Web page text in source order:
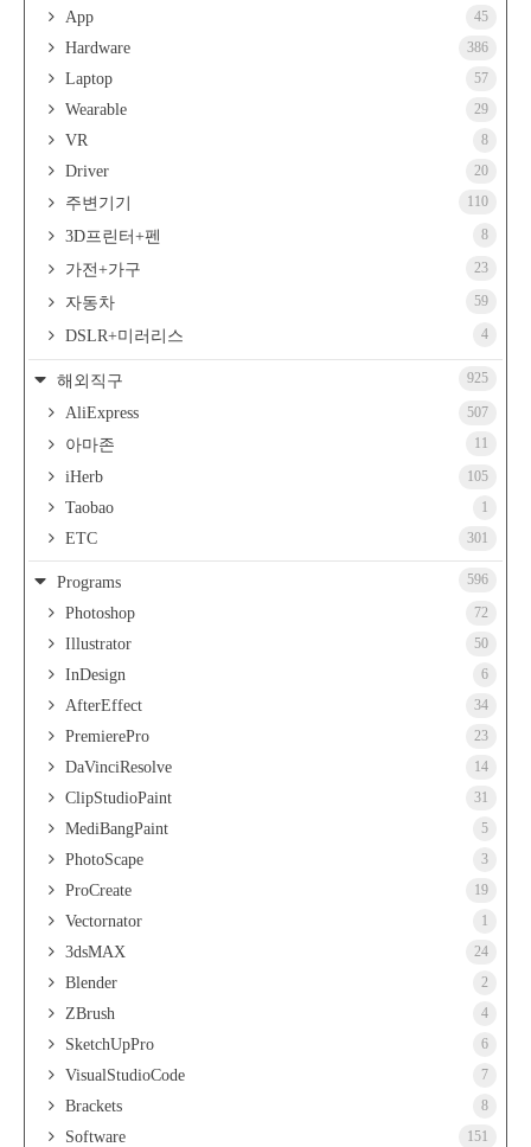
App 45
Hardware 386
Laptop 57
Wearable 29
VR 8
Driver 20
주변기기 110
3D프린터+펜 8
가전+가구 23
자동차 59
DSLR+미러리스 4
해외직구 925
AliExpress 507
아마존 11
iHerb 105
Taobao 1
ETC 301
Programs 596
Photoshop 72
Illustrator 50
InDesign 6
AfterEffect 34
PremierePro 23
DaVinciResolve 14
ClipStudioPaint 31
MediBangPaint 5
PhotoScape 3
ProCreate 19
Vectornator 1
3dsMAX 24
Blender 2
ZBrush 4
SketchUpPro 6
VisualStudioCode 7
Brackets 8
Software 151